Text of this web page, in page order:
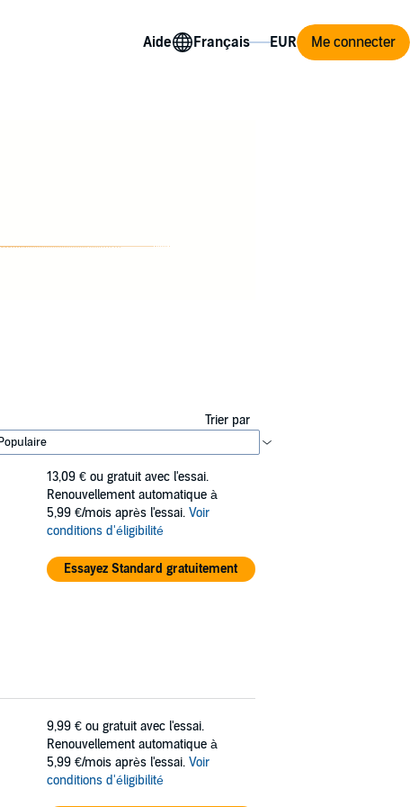
Aide Me connecter
Trier par
13,09 € ou gratuit avec l'essai.
Renouvellement automatique à
5,99 €/mois après l'essai. Voir
conditions d'éligibilité
Essayez Standard gratuitement
9,99 € ou gratuit avec l'essai.
Renouvellement automatique à
5,99 €/mois après l'essai. Voir
conditions d'éligibilité